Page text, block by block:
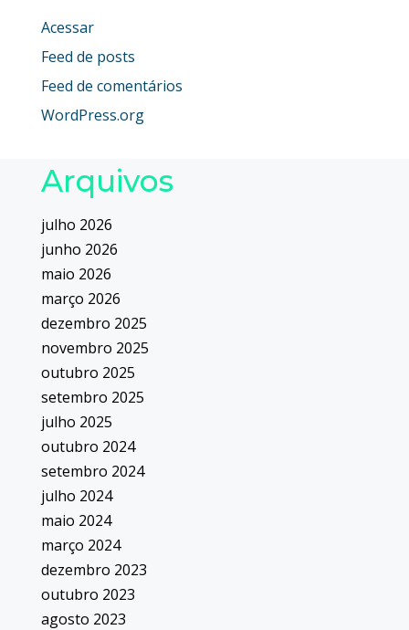
Acessar
Feed de posts
Feed de comentários
WordPress.org
Arquivos
julho 2026
junho 2026
maio 2026
março 2026
dezembro 2025
novembro 2025
outubro 2025
setembro 2025
julho 2025
outubro 2024
setembro 2024
julho 2024
maio 2024
março 2024
dezembro 2023
outubro 2023
agosto 2023